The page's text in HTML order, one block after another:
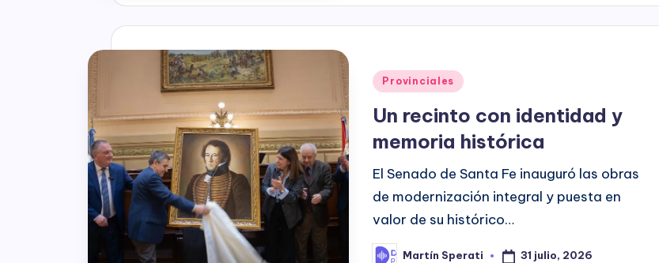
Posted
Provinciales
Un recinto con identidad y
memoria histórica
El Senado de Santa Fe inauguró las obras
de modernización integral y puesta en
valor de su histórico…
PostedMartín Sperati 31 julio, 2026